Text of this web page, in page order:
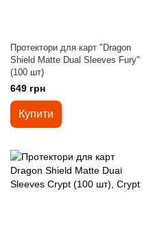
Протектори для карт "Dragon
Shield Matte Dual Sleeves Fury"
(100 шт)
649 грн
Купити